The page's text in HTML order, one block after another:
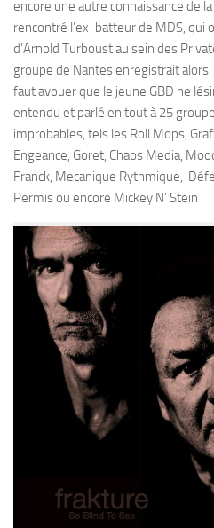
encore une autre connaissance de
rencontré l’ex-batteur de MDS,
d’Arnold Turboust au sein des
groupe de Nantes enregistrait
faut avouer que le jeune GBD ne
entendu et parlé en tout à 25
improbables, tels les Roll Mops,
Engeance, Goret, Chaos Media,
Franck, Mecanique Rythmique,
Permis ou encore Mickey N’ Stein .